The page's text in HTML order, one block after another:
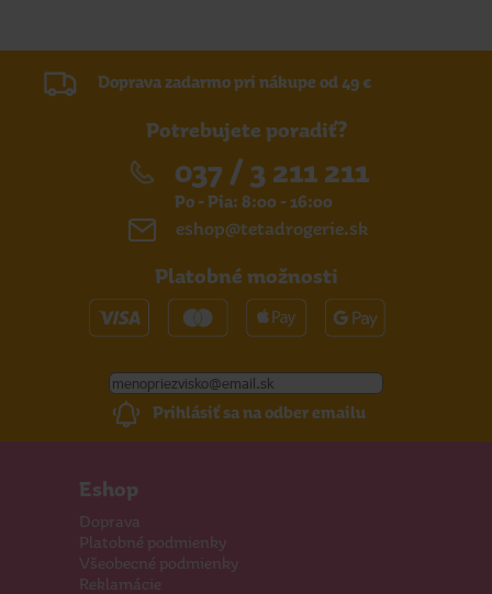
Doprava zadarmo pri nákupe od 49 €
Potrebujete poradiť?
037 / 3 211 211
Po - Pia: 8:00 - 16:00
eshop@tetadrogerie.sk
Platobné možnosti
Prihlásiť sa na odber emailu
Eshop
Doprava
Platobné podmienky
Všeobecné podmienky
Reklamácie